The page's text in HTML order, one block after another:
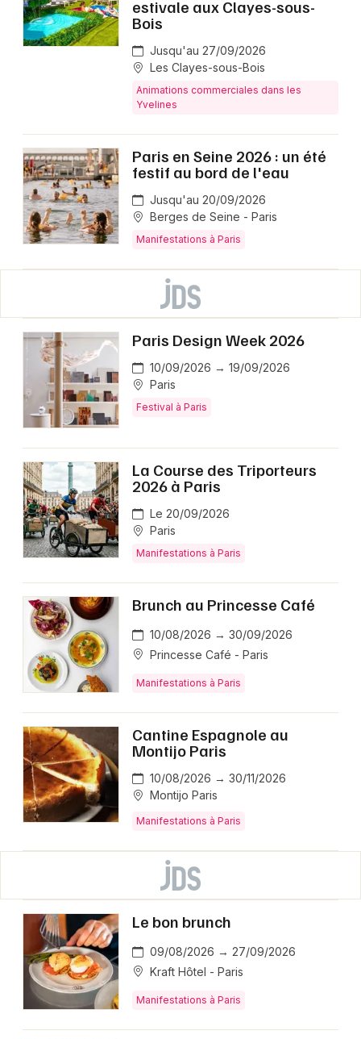
estivale aux Clayes-sous-
Bois
Jusqu'au 27/09/2026
Les Clayes-sous-Bois
Animations commerciales dans les
Yvelines
Paris en Seine 2026 : un été
festif au bord de l'eau
Jusqu'au 20/09/2026
Berges de Seine - Paris
Manifestations à Paris
Paris Design Week 2026
10/09/2026 → 19/09/2026
Paris
Festival à Paris
La Course des Triporteurs
2026 à Paris
Le 20/09/2026
Paris
Manifestations à Paris
Brunch au Princesse Café
10/08/2026 → 30/09/2026
Princesse Café - Paris
Manifestations à Paris
Cantine Espagnole au
Montijo Paris
10/08/2026 → 30/11/2026
Montijo Paris
Manifestations à Paris
Le bon brunch
09/08/2026 → 27/09/2026
Kraft Hôtel - Paris
Manifestations à Paris